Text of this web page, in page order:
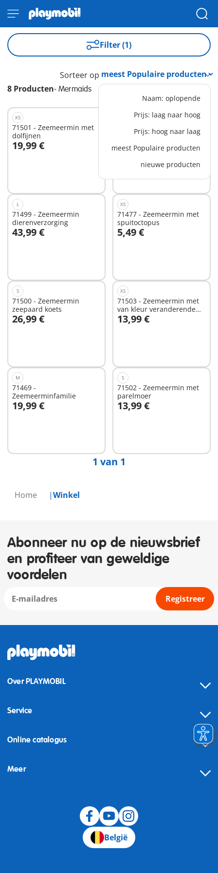
Home Winkel
Filter (1)
8 Producten- Mermaids
Sorteer op
Naam: oplopende
Prijs: laag naar hoog
Prijs: hoog naar laag
meest Populaire producten
nieuwe producten
XS
71501 - Zeemeermin met
dolfijnen
19,99 €
In winkelwagen
71504 -
Zeemeerminkinderen met
kwallen
10,99 €
In winkelwagen
L
71499 - Zeemeermin
dierenverzorging
43,99 €
In winkelwagen
XS
71477 - Zeemeermin met
spuitoctopus
5,49 €
In winkelwagen
S
71500 - Zeemeermin
zeepaard koets
26,99 €
In winkelwagen
XS
71503 - Zeemeermin met
van kleur veranderende
octopus
13,99 €
In winkelwagen
M
71469 -
Zeemeerminfamilie
19,99 €
S
71502 - Zeemeermin met
parelmoer
13,99 €
In winkelwagen
1 van 1
Abonneer nu op de nieuwsbrief
en profiteer van geweldige
voordelen
Registreer
Over PLAYMOBIL
Service
Online catalogus
Meer
België